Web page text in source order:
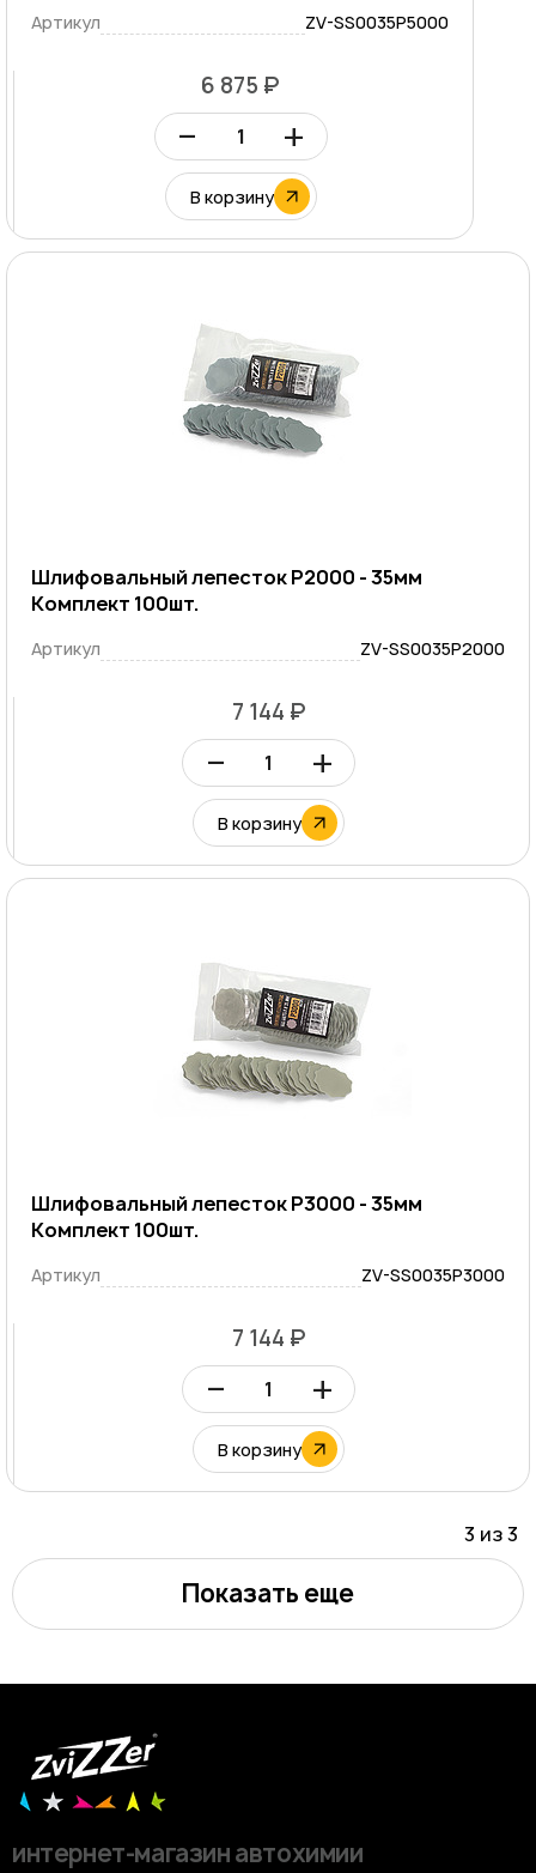
Артикул ZV-SS0035P5000
6 875 ₽
– +
В корзину
Шлифовальный лепесток P2000 - 35мм
Комплект 100шт.
Артикул ZV-SS0035P2000
7 144 ₽
– +
В корзину
Шлифовальный лепесток P3000 - 35мм
Комплект 100шт.
Артикул ZV-SS0035P3000
7 144 ₽
– +
В корзину
3 из3
Показать еще
интернет-магазин автохимии